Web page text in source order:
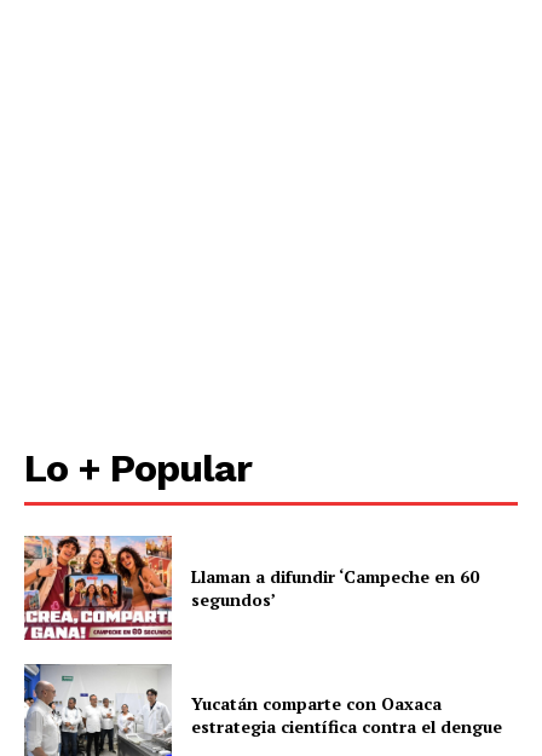
Lo + Popular
Llaman a difundir ‘Campeche en 60
segundos’
Yucatán comparte con Oaxaca
estrategia científica contra el dengue